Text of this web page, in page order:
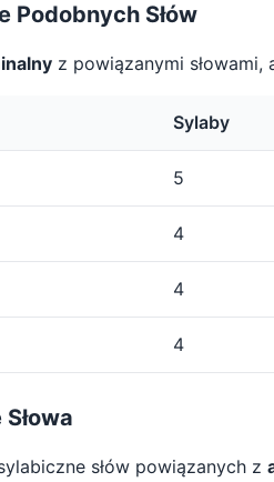
Podobnych Słów
z powiązanymi
Sylaby
5
4
4
4
słów powiązanych z